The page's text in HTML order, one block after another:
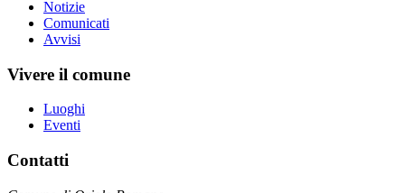
Notizie
Comunicati
Avvisi
Vivere il comune
Luoghi
Eventi
Contatti